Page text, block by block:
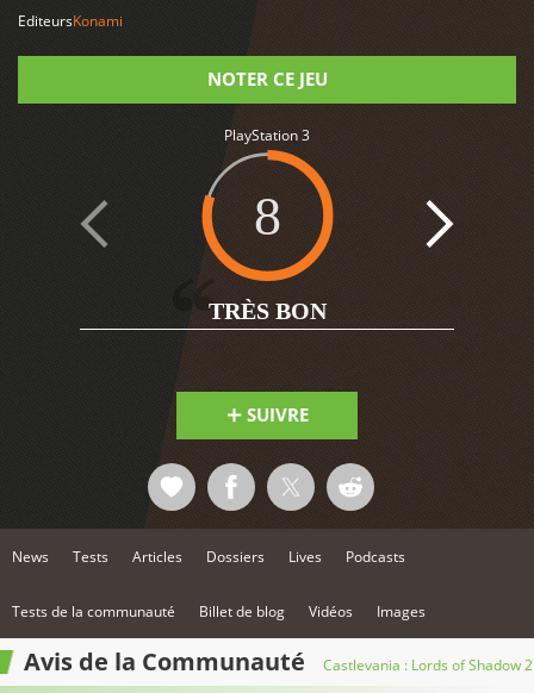
EditeursKonami
NOTER CE JEU
PlayStation 3
8
TRÈS BON
SUIVRE
News Tests Articles Dossiers Lives Podcasts
Tests de la communauté Billet de blog Vidéos Images
Avis de la Communauté Castlevania : Lords of Shadow 2